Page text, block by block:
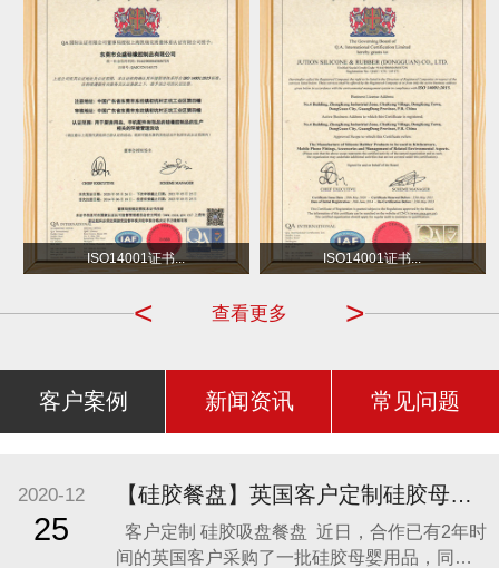
ISO14001证书... ISO14001证书...
>
查看更多
<
沃尔玛 小不点 DOT
客户案例 新闻资讯 常见问题
2020-12
25
【硅胶餐盘】英国客户定制硅胶母婴用品 硅胶吸盘餐盘
客户定制 硅胶吸盘餐盘 近日，合作已有2年时
间的英国客户采购了一批硅胶母婴用品，同时